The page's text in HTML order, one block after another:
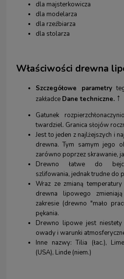
dla majsterkowicza
dla modelarza
dla rzeźbiarza
dla stolarza
Właściwości drewna
Szczegółowe parametry
zakładce Dane techniczne. ↑
Gatunek
twardziel. Granica słojów
Jest to jeden z najlżejszych i
drewna. Tym samym jego
zarówno poprzez skrawanie,
Drewno łatwe do
szlifowania, jednak trudne do
Wraz ze zmianą
drewna lipowego
zakresie (drewno "mało
pękania.
Drewno lipowe jest
owady i warunki
Inne nazwy: Tilia (łac.),
(USA), Linde (niem.)